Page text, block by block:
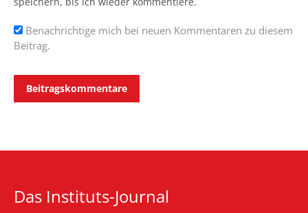
Benachrichtige mich bei neuen Kommentaren zu diesem
Beitrag.
Beitragskommentare
Das Instituts-Journal